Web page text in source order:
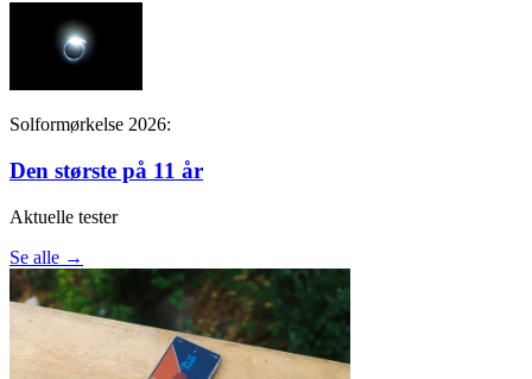
Solformørkelse 2026:
Den største på 11 år
Aktuelle tester
Se alle →